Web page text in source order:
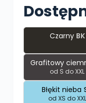
Czarny BK
Grafitowy
od S do XXL
Błękit nieba
od XS do XXL